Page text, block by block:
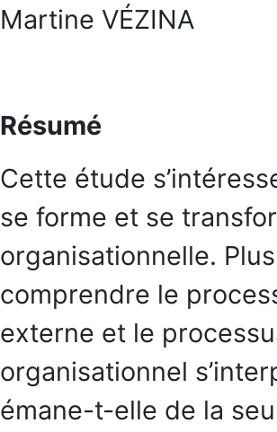
Martine VÉZINA
Résumé
Cette étude
se forme et se
organisationnelle.
comprendre le
externe et le
organisationnel
émane-t-elle de la